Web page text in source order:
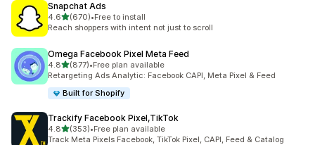
Snapchat Ads
4.6滿分 5 顆星
(670)
共有 670 則評價
•Free to install
Reach shoppers with intent not just to scroll
Omega Facebook Pixel Meta Feed
4.8滿分 5 顆星
(877)
共有 877 則評價
•Free plan available
Retargeting Ads Analytic: Facebook CAPI, Meta Pixel & Feed
Built for Shopify
Trackify Facebook Pixel,TikTok
4.8滿分 5 顆星
(353)
共有 353 則評價
•Free plan available
Track Meta Pixels Facebook, TikTok Pixel, CAPI, Feed & Catalog